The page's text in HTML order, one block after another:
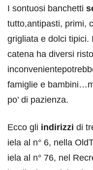
I sontuosi banchetti
tutto,antipasti, primi,
grigliata e dolci tipici.
catena ha diversi
famiglie e
po’ di pazienza.
Ecco gli indirizzi di
iela al n° 6, nella
iela al n° 76, nel